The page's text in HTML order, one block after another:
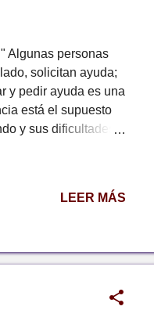
Algunas personas
solicitan ayuda;
y pedir ayuda es una
está el supuesto
y sus dificultades,
va
, que lo "
persona que se las
LEER MÁS